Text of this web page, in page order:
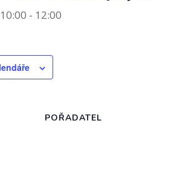
- 12:00
POŘADATEL